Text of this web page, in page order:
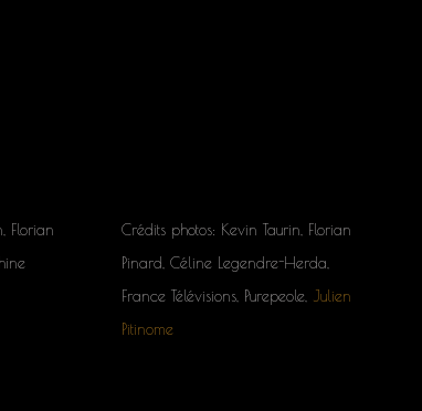
Florian
Crédits photos: Kevin Taurin, Florian
Pinard, Céline Legendre-Herda,
France Télévisions, Purepeole,
Julien
Pitinome